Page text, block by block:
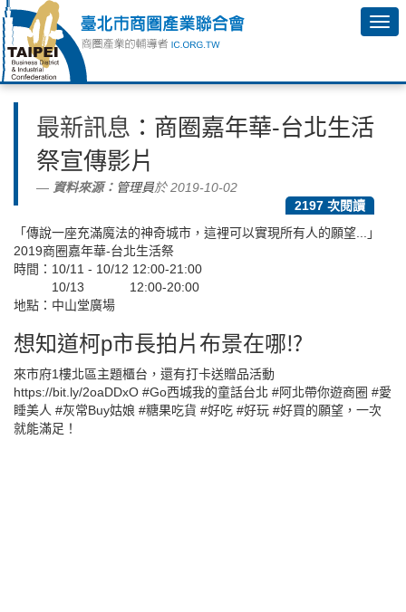
最新訊息 ：商圈嘉年華-台北生活
祭宣傳影片
資料來源： 管理員於 2019-10-02
2197 次閱讀
「傳說一座充滿魔法的神奇城市，這裡可以實現所有人的願望...」
2019商圈嘉年華-台北生活祭
時間：10/11 - 10/12 12:00-21:00
10/13 12:00-20:00
地點：中山堂廣場
想知道柯p市長拍片布景在哪⁉
來市府1樓北區主題櫃台，還有打卡送贈品活動
https://bit.ly/2oaDDxO #Go西城我的童話台北 #阿北帶你遊商圈 #愛
睡美人 #灰常Buy姑娘 #糖果吃貨 #好吃 #好玩 #好買的願望，一次
就能滿足！